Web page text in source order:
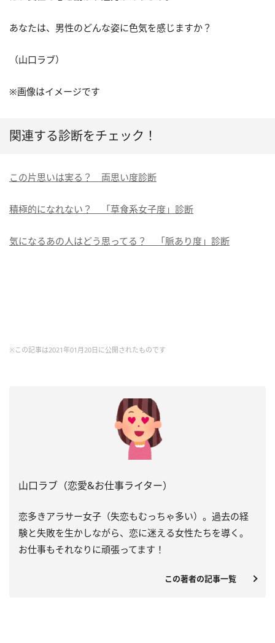
あなたは、男性のどんな姿に色気を感じますか？
（山口ラブ）
※画像はイメージです
関連する診断をチェック！
この片思いは実る？ 両思い度診断
積極的になれない？ 「草食系女子度」診断
気になるあの人はどう思ってる？ 「脈あり度」診断
※この記事は2021年01月20日に公開されたものです
山口ラブ（恋愛&お仕事ライター）
恋多きアラサー女子（失恋もむっちゃ多い）。過去の経
験と失敗を生かしながら、恋に迷える女性たちを導く。
お仕事もそれなりに頑張ってます！
この著者の記事一覧